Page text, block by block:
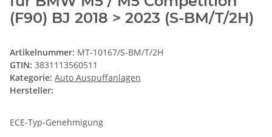
(F90) BJ 2018 > 2023 (S-BM/T/2H)
Artikelnummer: MT-10167/S-BM/T/2H
GTIN: 3831113560511
Kategorie: Auto Auspuffanlagen
Hersteller:
ECE-Typ-Genehmigung